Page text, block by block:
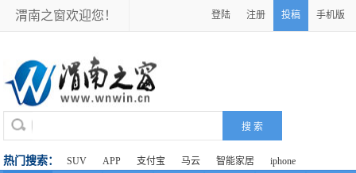
渭南之窗欢迎您！ 登陆 注册 投稿 手机版
热门搜索： SUV APP 支付宝 马云 智能家居 iphone